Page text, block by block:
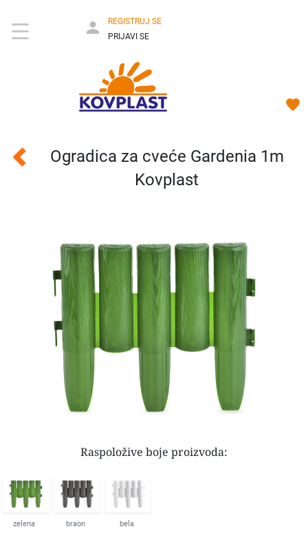
REGISTRUJ SE
PRIJAVI SE
Ogradica za cveće Gardenia 1m
Kovplast
Raspoložive boje proizvoda:
zelena braon bela